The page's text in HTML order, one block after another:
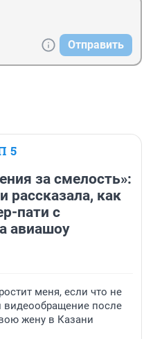
Отправить
5
за смелость»:
рассказала, как
пати с
авиашоу
меня, если что не
видеообращение после
жену в Казани